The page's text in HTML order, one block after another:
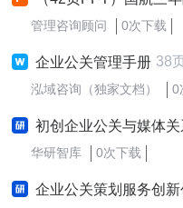
管理咨询顾问 0次下载
企业公关管理手册 38
泓域咨询（独家文档） 0
初创企业公关与媒体
华研智库 0次下载
企业公关策划服务创